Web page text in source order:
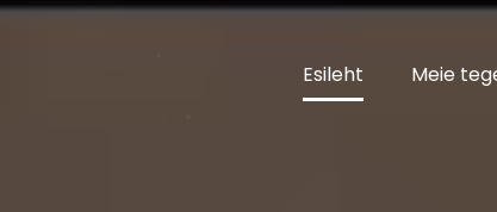
Esileht Meie